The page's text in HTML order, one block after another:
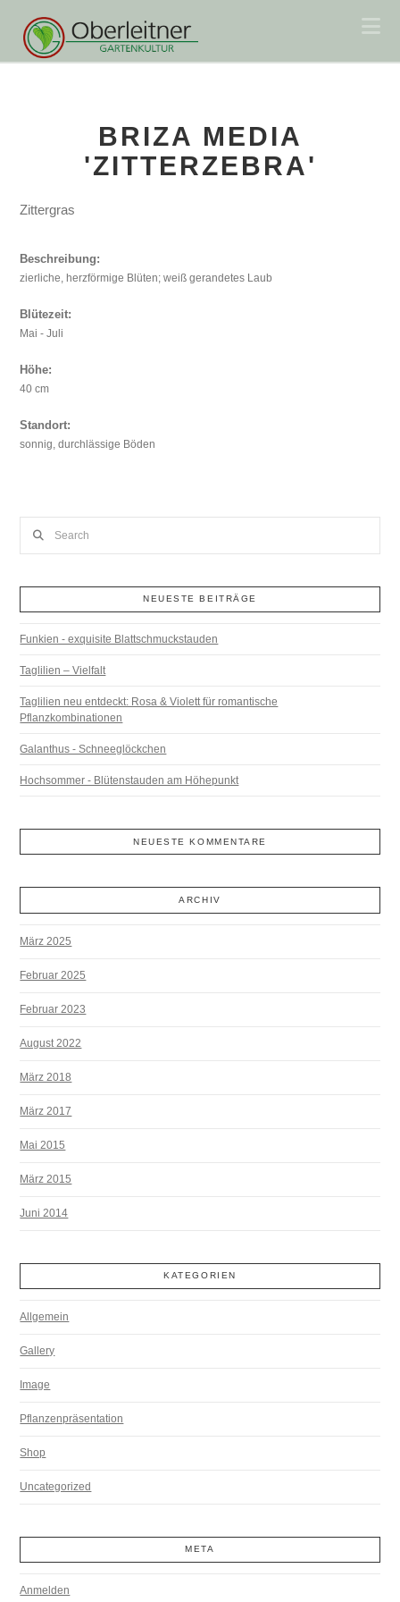
BRIZA MEDIA
'ZITTERZEBRA'
Zittergras
Beschreibung:
zierliche, herzförmige Blüten; weiß gerandetes Laub
Blütezeit:
Mai - Juli
Höhe:
40 cm
Standort:
sonnig, durchlässige Böden
NEUESTE BEITRÄGE
Funkien - exquisite Blattschmuckstauden
Taglilien – Vielfalt
Taglilien neu entdeckt: Rosa & Violett für romantische
Pflanzkombinationen
Galanthus - Schneeglöckchen
Hochsommer - Blütenstauden am Höhepunkt
NEUESTE KOMMENTARE
ARCHIV
März 2025
Februar 2025
Februar 2023
August 2022
März 2018
März 2017
Mai 2015
März 2015
Juni 2014
KATEGORIEN
Allgemein
Gallery
Image
Pflanzenpräsentation
Shop
Uncategorized
META
Anmelden